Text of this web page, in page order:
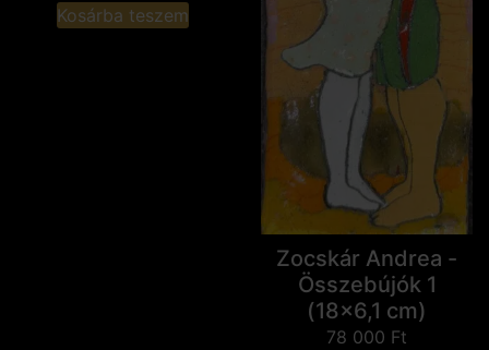
Kosárba teszem
Zocskár Andrea -
Összebújók 1
(18x6,1 cm)
78 000 Ft